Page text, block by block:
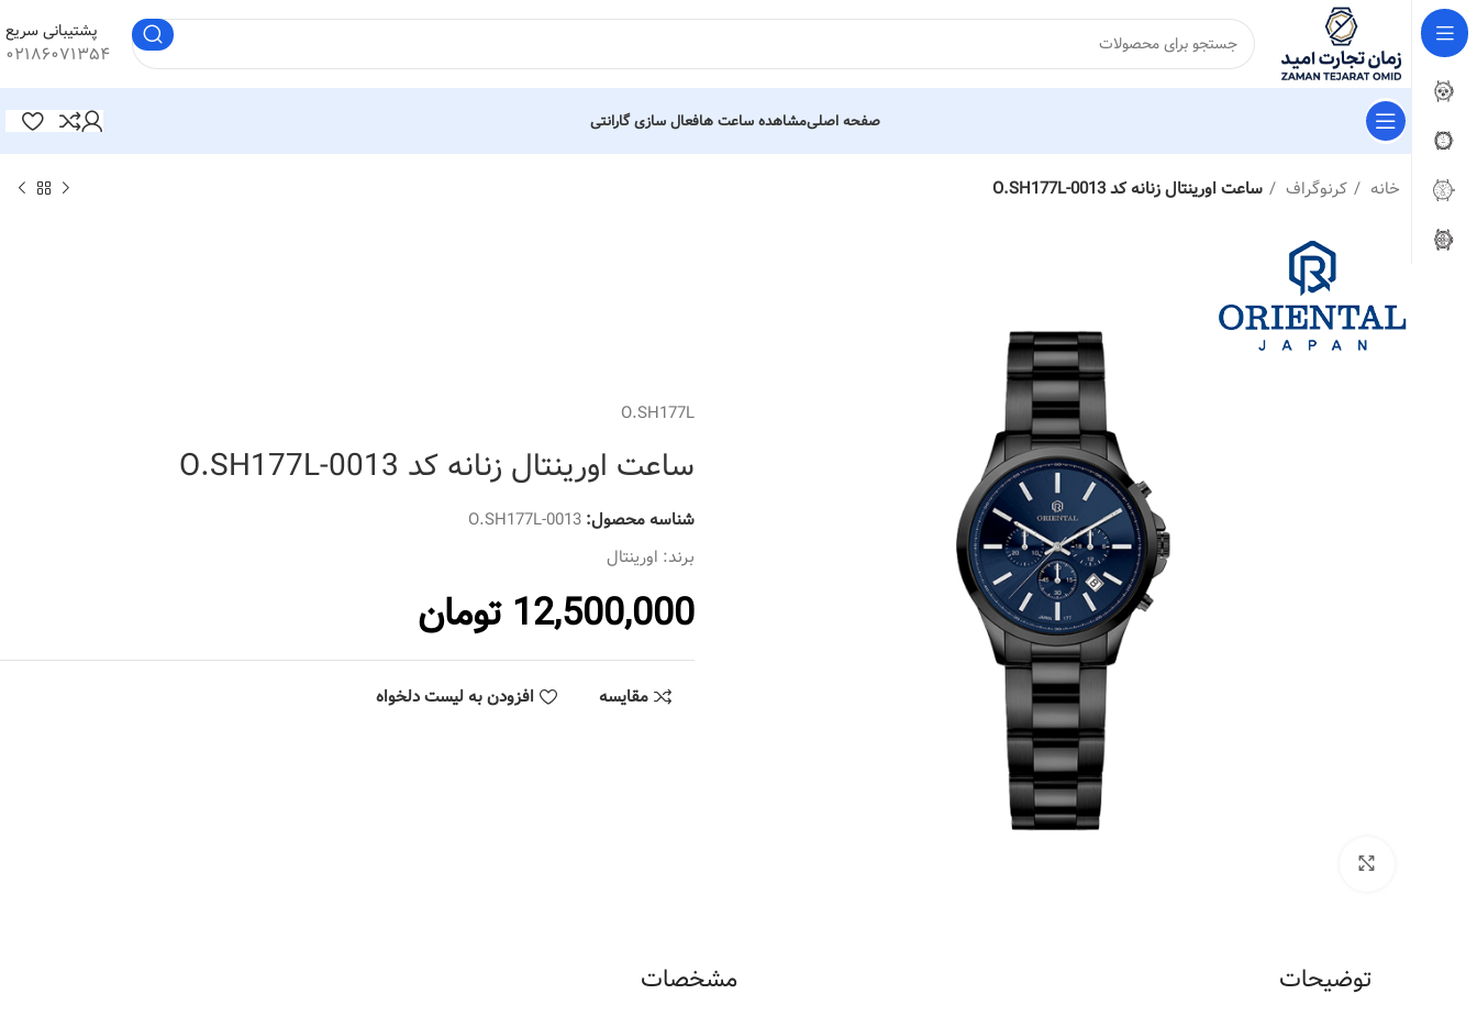
پشتیبانی سریع
۰۲۱۸۶۰۷۱۳۵۴
صفحه اصلیمشاهده ساعت هافعال سازی گارانتی
خانه کرنوگراف ساعت اورینتال زنانه کد O.SH177L-0013
O.SH177L
ساعت اورینتال زنانه کد O.SH177L-0013
شناسه محصول: O.SH177L-0013
برند: اورینتال
12,500,000 تومان
مقایسه افزودن به لیست دلخواه
توضیحات مشخصات